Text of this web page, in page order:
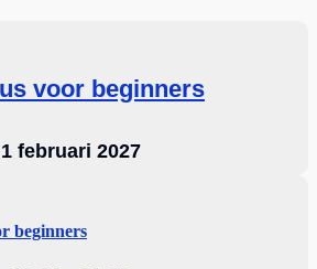
voor beginners
1 februari 2027
beginners